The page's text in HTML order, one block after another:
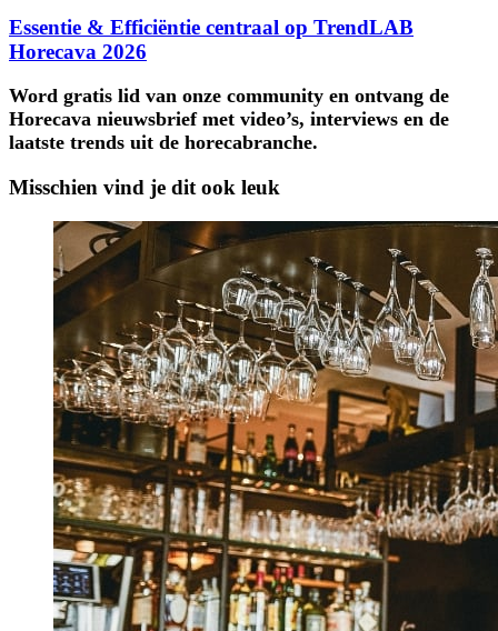
Essentie & Efficiëntie centraal op TrendLAB
Horecava 2026
Word gratis lid van onze community en ontvang de
Horecava nieuwsbrief met video’s, interviews en de
laatste trends uit de horecabranche.
Misschien vind je dit ook leuk